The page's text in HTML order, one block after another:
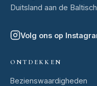
Duitsland aan de
Volg ons op
ONTDEKKEN
Bezienswaardigheden